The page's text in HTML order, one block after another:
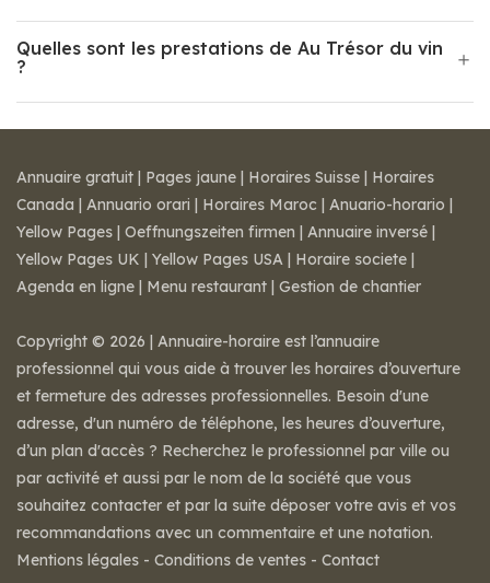
Quelles sont les prestations de Au Trésor du vin
?
Annuaire gratuit | Pages jaune | Horaires Suisse | Horaires
Canada | Annuario orari | Horaires Maroc | Anuario-horario |
Yellow Pages | Oeffnungszeiten firmen | Annuaire inversé |
Yellow Pages UK | Yellow Pages USA | Horaire societe |
Agenda en ligne | Menu restaurant | Gestion de chantier
Copyright © 2026 | Annuaire-horaire est l’annuaire
professionnel qui vous aide à trouver les horaires d’ouverture
et fermeture des adresses professionnelles. Besoin d'une
adresse, d'un numéro de téléphone, les heures d’ouverture,
d’un plan d'accès ? Recherchez le professionnel par ville ou
par activité et aussi par le nom de la société que vous
souhaitez contacter et par la suite déposer votre avis et vos
recommandations avec un commentaire et une notation.
Mentions légales - Conditions de ventes - Contact